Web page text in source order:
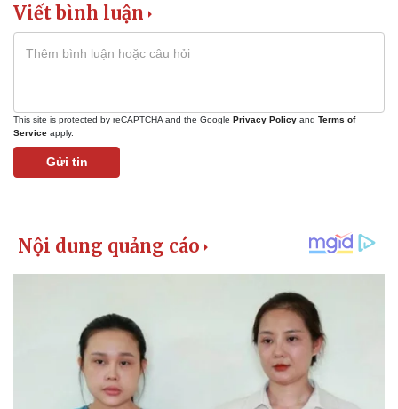
Viết bình luận
This site is protected by reCAPTCHA and the Google Privacy Policy and Terms of
Service apply.
Gửi tin